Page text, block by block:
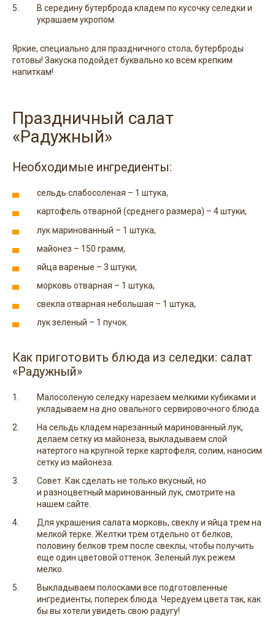
В середину бутерброда кладем по кусочку селедки и
украшаем укропом.
Яркие, специально для праздничного стола, бутерброды
готовы! Закуска подойдет буквально ко всем крепким
напиткам!
Праздничный салат
«Радужный»
Необходимые ингредиенты:
сельдь слабосоленая – 1 штука,
картофель отварной (среднего размера) – 4 штуки,
лук маринованный – 1 штука,
майонез – 150 грамм,
яйца вареные – 3 штуки,
морковь отварная – 1 штука,
свекла отварная небольшая – 1 штука,
лук зеленый – 1 пучок.
Как приготовить блюда из селедки: салат
«Радужный»
Малосоленую селедку нарезаем мелкими кубиками и
укладываем на дно овального сервировочного блюда.
На сельдь кладем нарезанный маринованный лук,
делаем сетку из майонеза, выкладываем слой
натертого на крупной терке картофеля, солим, наносим
сетку из майонеза.
Совет. Как сделать не только вкусный, но
и разноцветный маринованный лук, смотрите на
нашем сайте.
Для украшения салата морковь, свеклу и яйца трем на
мелкой терке. Желтки трем отдельно от белков,
половину белков трем после свеклы, чтобы получить
еще один цветовой оттенок. Зеленый лук режем
мелко.
Выкладываем полосками все подготовленные
ингредиенты, поперек блюда. Чередуем цвета так, как
бы вы хотели увидеть свою радугу!